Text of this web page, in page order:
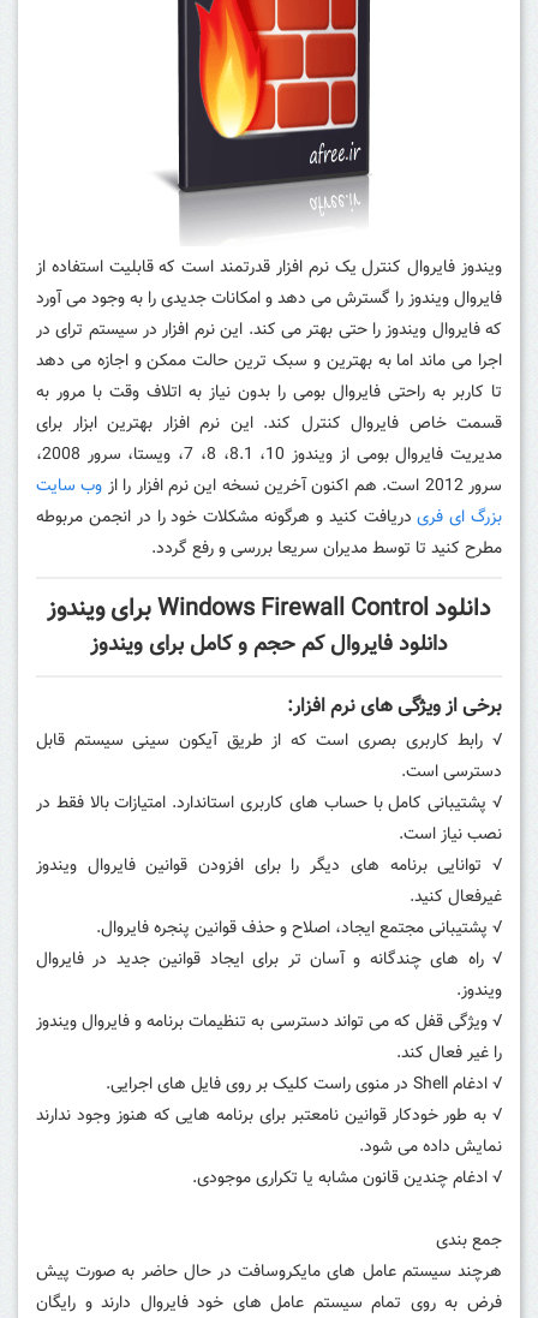
ویندوز فایروال کنترل یک نرم افزار قدرتمند است که قابلیت استفاده از
فایروال ویندوز را گسترش می دهد و امکانات جدیدی را به وجود می آورد
که فایروال ویندوز را حتی بهتر می کند. این نرم افزار در سیستم ترای در
اجرا می ماند اما به بهترین و سبک ترین حالت ممکن و اجازه می دهد
تا کاربر به راحتی فایروال بومی را بدون نیاز به اتلاف وقت با مرور به
قسمت خاص فایروال کنترل کند.این نرم افزار بهترین ابزار برای
مدیریت فایروال بومی از ویندوز 10، 8.1، 8، 7، ویستا، سرور 2008،
سرور 2012 است.
هم اکنون آخرین نسخه این نرم افزار را از وب سایت
بزرگ ای فریدریافت کنید و هرگونه مشکلات خود را در انجمن مربوطه
مطرح کنید تا توسط مدیران سریعا بررسی و رفع گردد.
دانلود Windows Firewall Control برای ویندوز
دانلود فایروال کم حجم و کامل برای ویندوز
برخی از ویژگی های نرم افزار:
√ رابط کاربری بصری است که از طریق آیکون سینی سیستم قابل
دسترسی است.
√ پشتیبانی کامل با حساب های کاربری استاندارد. امتیازات بالا فقط در
نصب نیاز است.
√ توانایی برنامه های دیگر را برای افزودن قوانین فایروال ویندوز
غیرفعال کنید.
√ پشتیبانی مجتمع ایجاد، اصلاح و حذف قوانین پنجره فایروال.
√ راه های چندگانه و آسان تر برای ایجاد قوانین جدید در فایروال
ویندوز.
√ ویژگی قفل که می تواند دسترسی به تنظیمات برنامه و فایروال ویندوز
را غیر فعال کند.
√ ادغام Shell در منوی راست کلیک بر روی فایل های اجرایی.
√ به طور خودکار قوانین نامعتبر برای برنامه هایی که هنوز وجود ندارند
نمایش داده می شود.
√ ادغام چندین قانون مشابه یا تکراری موجودی.
جمع بندی
هرچند سیستم عامل های مایکروسافت در حال حاضر به صورت پیش
فرض به روی تمام سیستم عامل های خود فایروال دارند و رایگان